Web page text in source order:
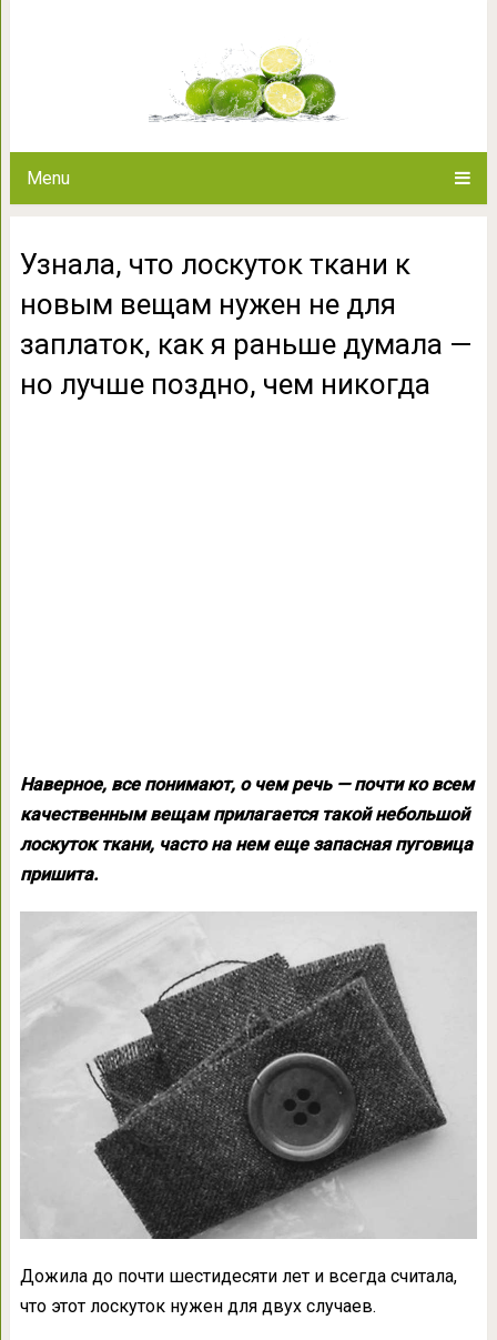
Menu
заплаток, как я раньше
Узнала, что лоскуток ткани к
новым вещам нужен не для
заплаток, как я раньше думала —
но лучше поздно, чем никогда
Наверное, все понимают, о чем речь — почти ко всем
качественным вещам прилагается такой небольшой
лоскуток ткани, часто на нем еще запасная пуговица
пришита.
Дожила до почти шестидесяти лет и всегда считала,
что этот лоскуток нужен для двух случаев.